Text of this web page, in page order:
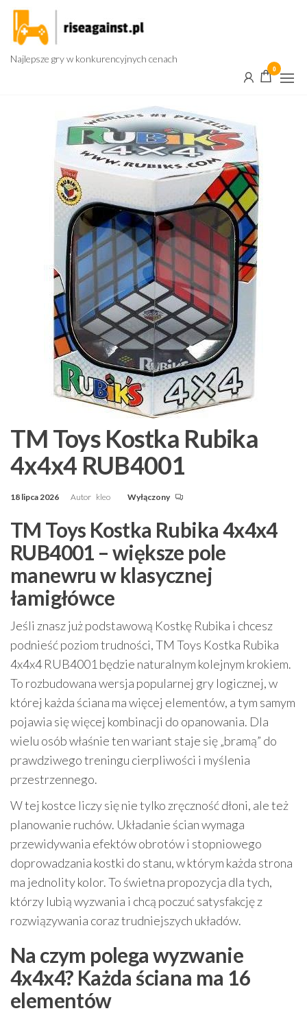
Przejdź
treści
Najlepsze gry w konkurencyjnych cenach
0
TM Toys Kostka Rubika
4x4x4 RUB4001
18 lipca 2026 Autor kleo Wyłączony
TM Toys Kostka Rubika 4x4x4
RUB4001 – większe pole
manewru w klasycznej
łamigłówce
Jeśli znasz już podstawową Kostkę Rubika i chcesz
podnieść poziom trudności, TM Toys Kostka Rubika
4x4x4 RUB4001 będzie naturalnym kolejnym krokiem.
To rozbudowana wersja popularnej gry logicznej, w
której każda ściana ma więcej elementów, a tym samym
pojawia się więcej kombinacji do opanowania. Dla
wielu osób właśnie ten wariant staje się „bramą” do
prawdziwego treningu cierpliwości i myślenia
przestrzennego.
W tej kostce liczy się nie tylko zręczność dłoni, ale też
planowanie ruchów. Układanie ścian wymaga
przewidywania efektów obrotów i stopniowego
doprowadzania kostki do stanu, w którym każda strona
ma jednolity kolor. To świetna propozycja dla tych,
którzy lubią wyzwania i chcą poczuć satysfakcję z
rozwiązywania coraz trudniejszych układów.
Na czym polega wyzwanie
4x4x4? Każda ściana ma 16
elementów